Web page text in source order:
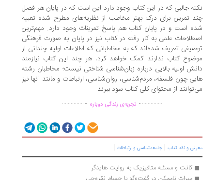
جالبی که در این کتاب وجود دارد این است که در پایان هر فصل
تمرین برای درک بهتر مخاطب از نظریه‌های مطرح شده تعبیه
است و در پایان کتاب هم پاسخ تمرینات وجود دارد. مهم‌ترین
علمی به کار رفته در کتاب نیز در پایان به صورت فرهنگی
تعریف شده‌اند که به مخاطبانی که اطلاعات اولیه چندانی از
کتاب ندارند کمک خواهد کرد، هر چند این کتاب نیازمند
اولیه بالایی درباره زبان‌شناسی شناختی نیست؛ مخاطبان رشته
چون فلسفه، مردم‌شناسی، روان‌شناسی، ارتباطات و مانند آنها نیز
از محتوای کلی کتاب سود ببرند.
................تجربه‌ی زندگی دوباره ...............
و نقد کتاب|جامعه‌شناسی و ارتباطات |
کانت و مسئله متافیزیک به روایت هایدگر